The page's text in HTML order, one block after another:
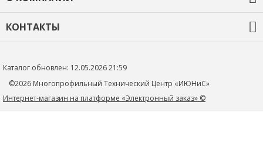
О компании
Оплата и доставка
Гарантия и возврат
Контакты
Политика конфиденциальности
КОНТАКТЫ
mtc_1@rambler.ru
352705, Краснодарский край, Тимашевский р-н, г.Тимашевск,
Каталог обновлен: 12.05.2026 21:59
©2026 Многопрофильный Технический Центр «ИЮНиС»
Интернет-магазин на платформе «Электронный заказ» ©